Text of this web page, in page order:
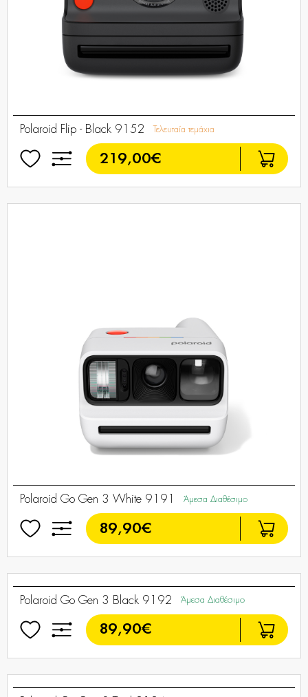
Polaroid Flip - Black 9152 Τελευταία τεμάχια
219,00€
Polaroid Go Gen 3 White 9191 Άμεσα Διαθέσιμο
89,90€